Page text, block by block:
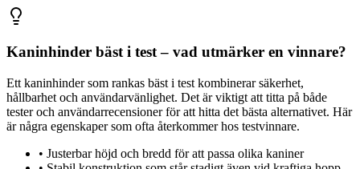
Kaninhinder bäst i test – vad utmärker en vinnare?
Ett kaninhinder som rankas bäst i test kombinerar säkerhet,
hållbarhet och användarvänlighet. Det är viktigt att titta på både
tester och användarrecensioner för att hitta det bästa alternativet. Här
är några egenskaper som ofta återkommer hos testvinnare.
• Justerbar höjd och bredd för att passa olika kaniner